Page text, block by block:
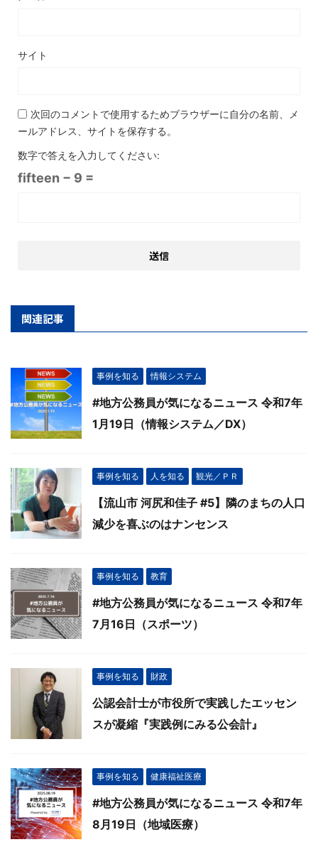
サイト
次回のコメントで使用するためブラウザーに自分の名前、メ
ールアドレス、サイトを保存する。
数字で答えを入力してください:
fifteen − 9 =
関連記事
事例を知る 情報システム
#地方公務員が気になるニュース 令和7年
1月19日（情報システム／DX）
事例を知る 人を知る 観光／ＰＲ
【流山市 河尻和佳子 #5】隣のまちの人口
減少を喜ぶのはナンセンス
事例を知る 教育
#地方公務員が気になるニュース 令和7年
7月16日（スポーツ）
事例を知る 財政
公認会計士が市役所で実践したエッセン
スが凝縮『実践例にみる公会計』
事例を知る 健康福祉医療
#地方公務員が気になるニュース 令和7年
8月19日（地域医療）